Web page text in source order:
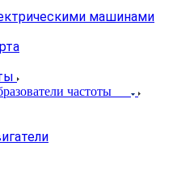
машинами
частоты